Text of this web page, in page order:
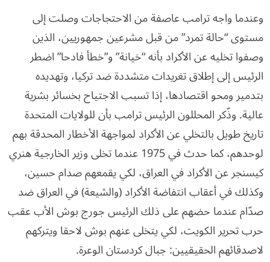
وعندما واجه ترامب عاصفة من الاحتجاجات وصلت إلى
مستوى “حالة تمرد” من قبل مشرعين جمهوريين، الذين
وصفوا تخليه عن الأكراد بأنه “خيانة” و”خطأ فادحا” اضطر
الرئيس إلى إطلاق تغريدات متشددة ضد تركيا، وتهديده
بتدمير ومحو اقتصادها، إذا تسبب الاجتياح بخسائر بشرية
عالية. وذّكر المحللون الرئيس ترامب بأن للولايات المتحدة
تاريخ طويل بالتخلي عن الأكراد لمواجهة الأخطار المحدقة بهم
لوحدهم، كما حدث في 1975 عندما تخلى وزير الخارجية هنري
كيسنجر عن الأكراد في العراق، لكي يقمعهم صدام حسين،
وكذلك في أعقاب انتفاضة الأكراد (والشيعة) في العراق ضد
صدّام عندما حضهم على ذلك الرئيس جورج بوش الأب عقب
حرب تحرير الكويت، لكي يتخلى عنهم بوش لاحقا ويتركهم
لاصدقائهم الحقيقيين: جبال كردستان الوعرة.